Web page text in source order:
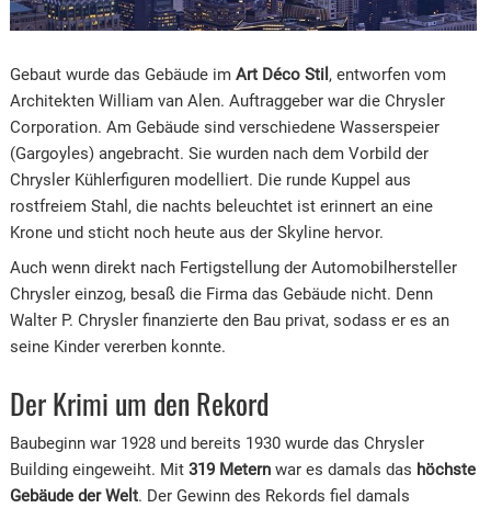
Gebaut wurde das Gebäude im Art Déco Stil , entworfen vom
Architekten William van Alen. Auftraggeber war die Chrysler
Corporation. Am Gebäude sind verschiedene Wasserspeier
(Gargoyles) angebracht. Sie wurden nach dem Vorbild der
Chrysler Kühlerfiguren modelliert. Die runde Kuppel aus
rostfreiem Stahl, die nachts beleuchtet ist erinnert an eine
Krone und sticht noch heute aus der Skyline hervor.
Auch wenn direkt nach Fertigstellung der Automobilhersteller
Chrysler einzog, besaß die Firma das Gebäude nicht. Denn
Walter P. Chrysler finanzierte den Bau privat, sodass er es an
seine Kinder vererben konnte.
Der Krimi um den Rekord
Baubeginn war 1928 und bereits 1930 wurde das Chrysler
Building eingeweiht. Mit 319 Meternwar es damals das höchste
Gebäude der Welt. Der Gewinn des Rekords fiel damals